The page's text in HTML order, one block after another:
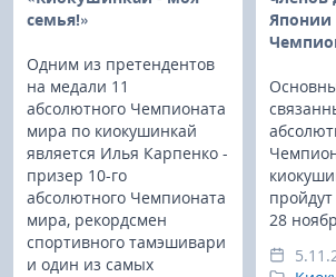
семья!»
Одним из претендентов
на медали 11
абсолютного Чемпионата
мира по киокушинкай
является Илья Карпенко -
призер 10-го
абсолютного Чемпионата
мира, рекордсмен
спортивного тамэшивари
и один из самых
Японии
28